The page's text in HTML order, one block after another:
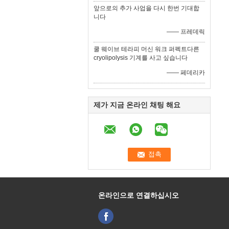
앞으로의 추가 사업을 다시 한번 기대합
니다
—— 프레데릭
쿨 웨이브 테라피 머신 워크 퍼펙트다른
cryolipolysis 기계를 사고 싶습니다
—— 페데리카
제가 지금 온라인 채팅 해요
온라인으로 연결하십시오